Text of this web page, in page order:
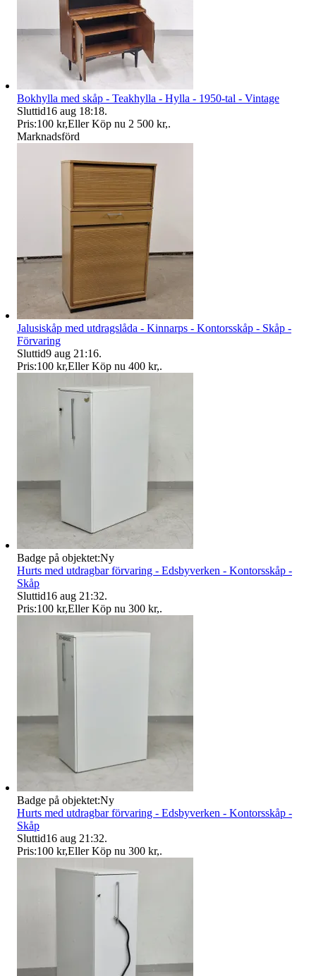
Bokhylla med skåp - Teakhylla - Hylla - 1950-tal - Vintage
Sluttid16 aug 18:18.
Pris:100 kr,Eller Köp nu 2 500 kr,.
Marknadsförd
Jalusiskåp med utdragslåda - Kinnarps - Kontorsskåp - Skåp -
Förvaring
Sluttid9 aug 21:16.
Pris:100 kr,Eller Köp nu 400 kr,.
Badge på objektet:Ny
Hurts med utdragbar förvaring - Edsbyverken - Kontorsskåp -
Skåp
Sluttid16 aug 21:32.
Pris:100 kr,Eller Köp nu 300 kr,.
Badge på objektet:Ny
Hurts med utdragbar förvaring - Edsbyverken - Kontorsskåp -
Skåp
Sluttid16 aug 21:32.
Pris:100 kr,Eller Köp nu 300 kr,.